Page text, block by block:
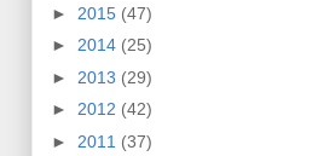
► 2015 (47)
► 2014 (25)
► 2013 (29)
► 2012 (42)
► 2011 (37)